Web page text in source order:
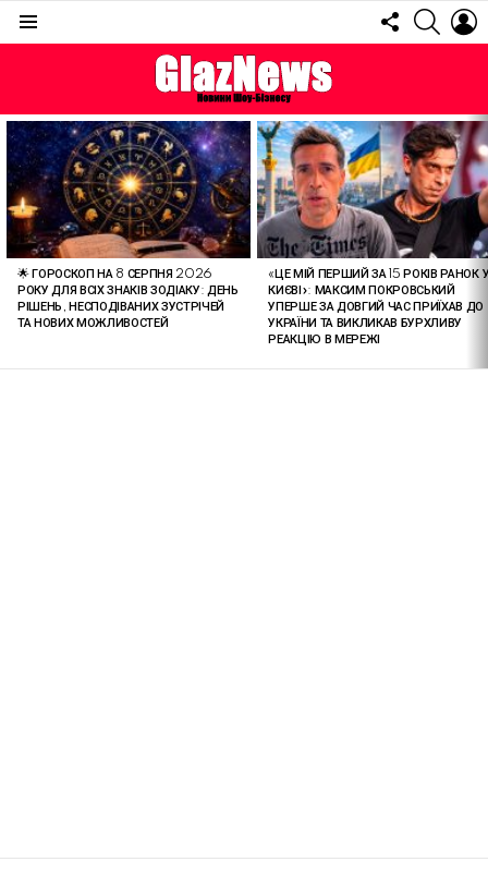
FOLLOW
US
ОСТАННІ
СТАТТІ
🌟 ГОРОСКОП НА 8 СЕРПНЯ 2026
РОКУ ДЛЯ ВСІХ ЗНАКІВ ЗОДІАКУ: ДЕНЬ
РІШЕНЬ, НЕСПОДІВАНИХ ЗУСТРІЧЕЙ
ТА НОВИХ МОЖЛИВОСТЕЙ
«ЦЕ МІЙ ПЕРШИЙ ЗА 15 РОКІВ РАНОК
КИЄВІ»: МАКСИМ ПОКРОВСЬКИЙ
УПЕРШЕ ЗА ДОВГИЙ ЧАС ПРИЇХАВ ДО
УКРАЇНИ ТА ВИКЛИКАВ БУРХЛИВУ
РЕАКЦІЮ В МЕРЕЖІ